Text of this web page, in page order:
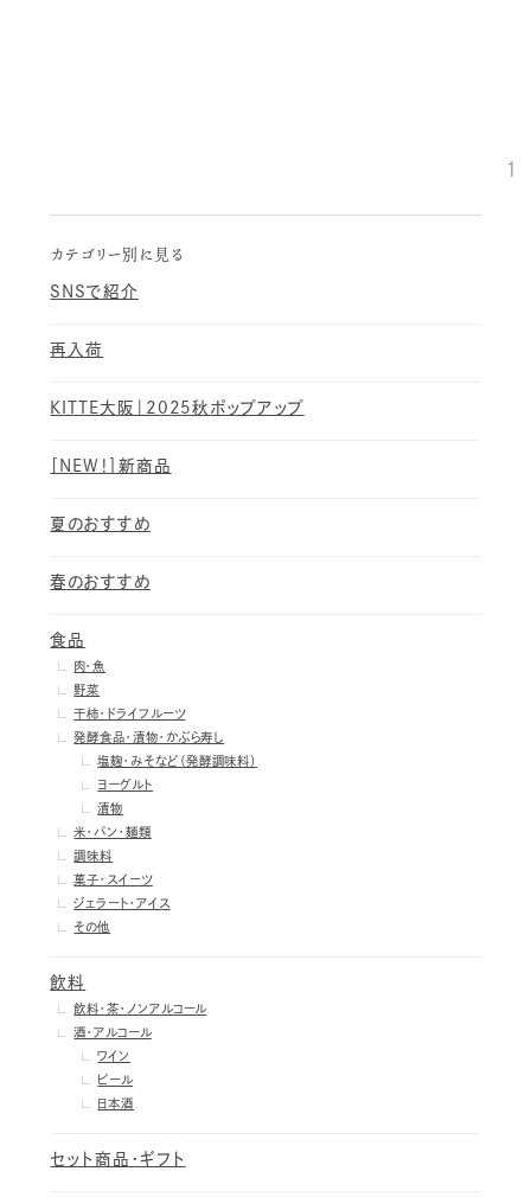
1
カテゴリー別に見る
SNSで紹介
再入荷
KITTE大阪｜2025秋ポップアップ
［NEW！］新商品
夏のおすすめ
春のおすすめ
食品
肉・魚
野菜
干柿・ドライフルーツ
発酵食品・漬物・かぶら寿し
塩麹・みそなど（発酵調味料）
ヨーグルト
漬物
米・パン・麺類
調味料
菓子・スイーツ
ジェラート・アイス
その他
飲料
飲料・茶・ノンアルコール
酒・アルコール
ワイン
ビール
日本酒
セット商品・ギフト